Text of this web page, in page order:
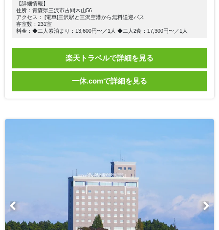
【詳細情報】
住所：青森県三沢市古間木山56
アクセス： [電車]三沢駅と三沢空港から無料送迎バス
客室数：231室
料金：◆二人素泊まり：13,600円〜／1人 ◆二人2食：17,300円〜／1人
楽天トラベルで詳細を見る
一休.comで詳細を見る